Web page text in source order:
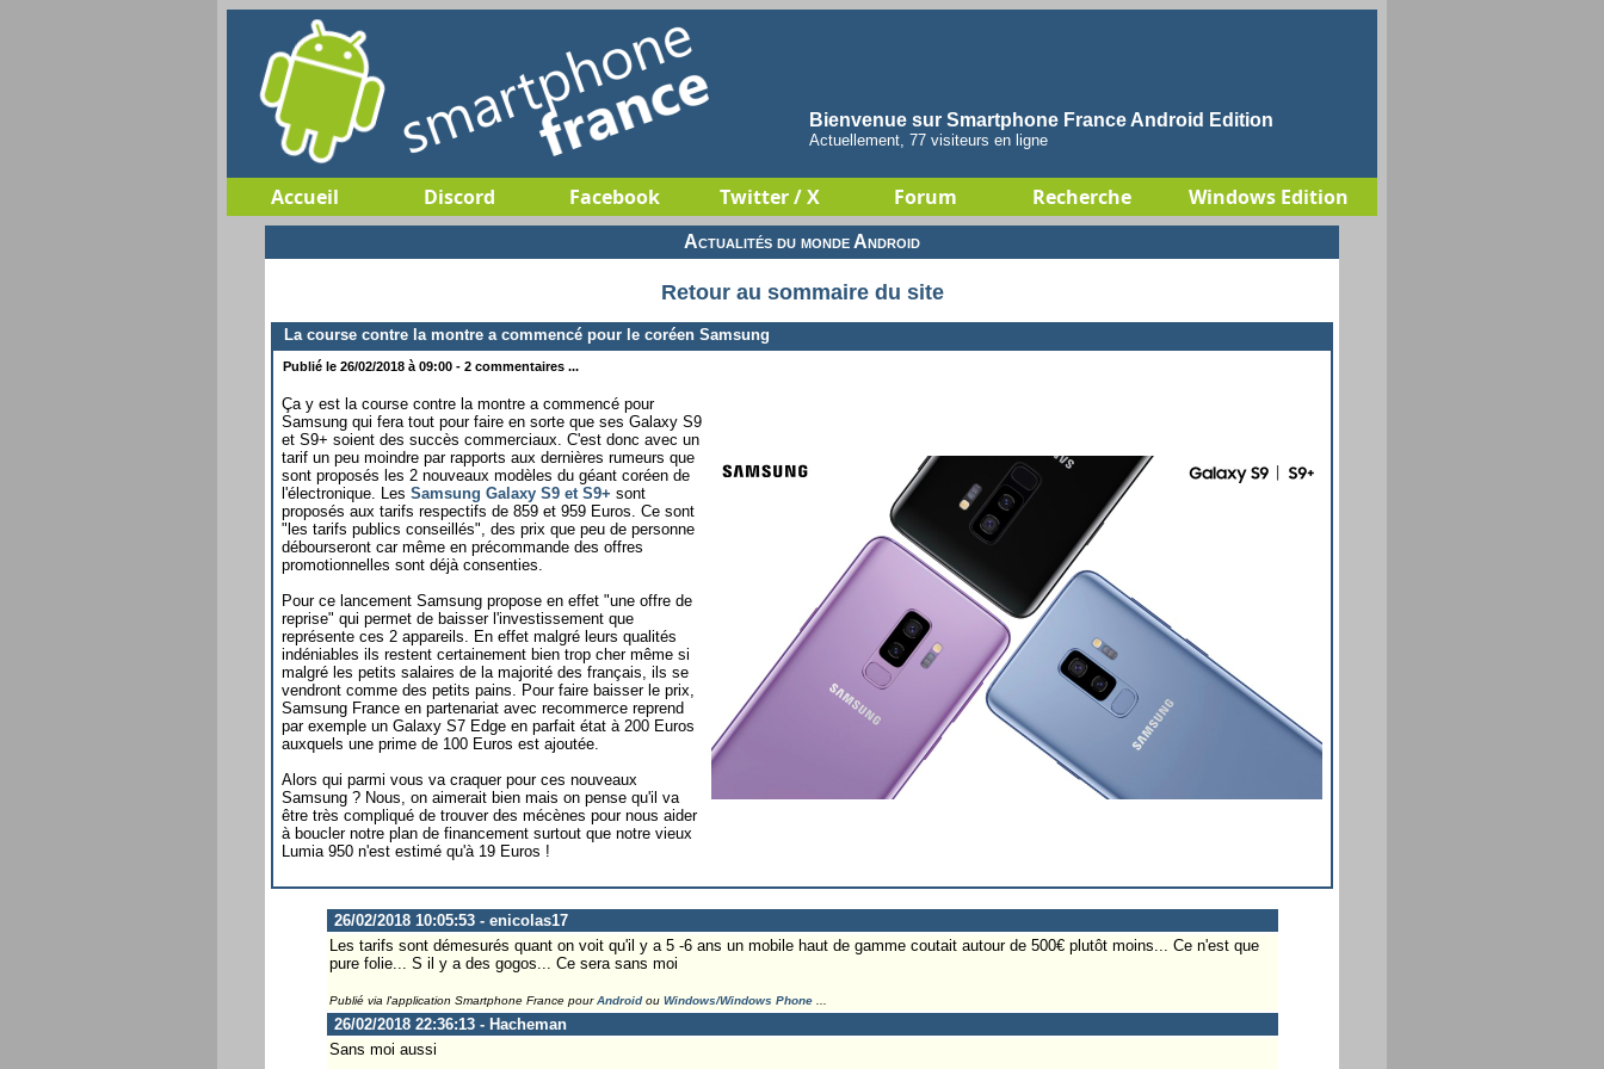
Bienvenue sur Smartphone France Android Edition
Actuellement, 77 visiteurs en ligne
Accueil Discord Facebook Twitter / X Forum Recherche Windows Edition
Actualités du monde Android
Retour au sommaire du site
La course contre la montre a commencé pour le coréen Samsung
Publié le 26/02/2018 à 09:00 - 2 commentaires ...
Ça y est la course contre la montre a commencé pour
Samsung qui fera tout pour faire en sorte que ses Galaxy S9
et S9+ soient des succès commerciaux. C'est donc avec un
tarif un peu moindre par rapports aux dernières rumeurs que
sont proposés les 2 nouveaux modèles du géant coréen de
l'électronique. Les Samsung Galaxy S9 et S9+ sont
proposés aux tarifs respectifs de 859 et 959 Euros. Ce sont
"les tarifs publics conseillés", des prix que peu de personne
débourseront car même en précommande des offres
promotionnelles sont déjà consenties.
Pour ce lancement Samsung propose en effet "une offre de
reprise" qui permet de baisser l'investissement que
représente ces 2 appareils. En effet malgré leurs qualités
indéniables ils restent certainement bien trop cher même si
malgré les petits salaires de la majorité des français, ils se
vendront comme des petits pains. Pour faire baisser le prix,
Samsung France en partenariat avec recommerce reprend
par exemple un Galaxy S7 Edge en parfait état à 200 Euros
auxquels une prime de 100 Euros est ajoutée.
Alors qui parmi vous va craquer pour ces nouveaux
Samsung ? Nous, on aimerait bien mais on pense qu'il va
être très compliqué de trouver des mécènes pour nous aider
à boucler notre plan de financement surtout que notre vieux
Lumia 950 n'est estimé qu'à 19 Euros !
26/02/2018 10:05:53 - enicolas17
Les tarifs sont démesurés quant on voit qu'il y a 5 -6 ans un mobile haut de gamme coutait autour de 500€ plutôt moins... Ce n'est que
pure folie... S il y a des gogos... Ce sera sans moi
Publié via l'application Smartphone France pourAndroidou Windows/Windows Phone...
26/02/2018 22:36:13 - Hacheman
Sans moi aussi